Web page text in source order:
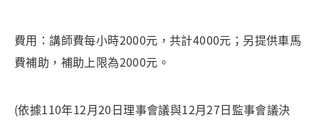
費用：講師費每小時2000元，共計4000元；另提供車馬
費補助，補助上限為2000元。
(依據110年12月20日理事會議與12月27日監事會議決